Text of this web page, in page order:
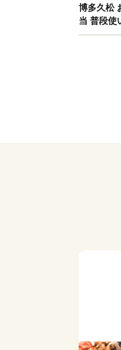
博多久松
当 普段使